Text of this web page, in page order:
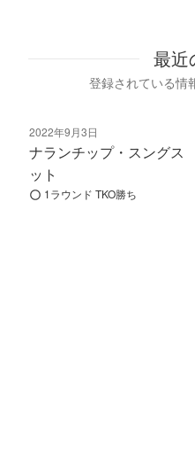
最近
登録されている情
2022年9月3日
ナランチップ・スングス
ット
1ラウンド TKO勝ち